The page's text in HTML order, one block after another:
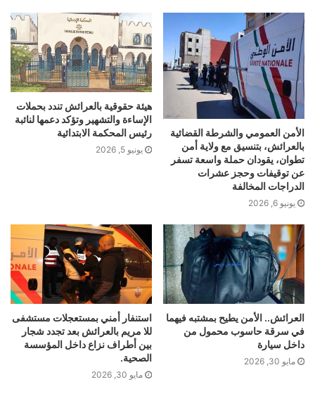
الأمن العمومي والشرطة القضائية
بالعرائش، بتنسيق مع ولاية أمن
تطوان، يقودان حملة واسعة تسفر
عن توقيفات وحجز عشرات
الدراجات المخالفة
يونيو 6, 2026
هيئة حقوقية بالعرائش تندد بحملات
الإساءة والتشهير وتؤكد دعمها لنائبة
رئيس المحكمة الابتدائية
يونيو 5, 2026
العرائش.. الأمن يطيح بمشتبه فيهما
في سرقة حاسوب محمول من
داخل سيارة
مايو 30, 2026
استنفار أمني بمستعجلات مستشفى
للا مريم بالعرائش بعد تجدد شجار
بين أطراف نزاع داخل المؤسسة
الصحية.
مايو 30, 2026